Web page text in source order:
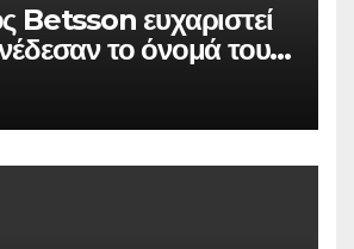
Betsson ευχαριστεί
το όνομά τους
χρονιά